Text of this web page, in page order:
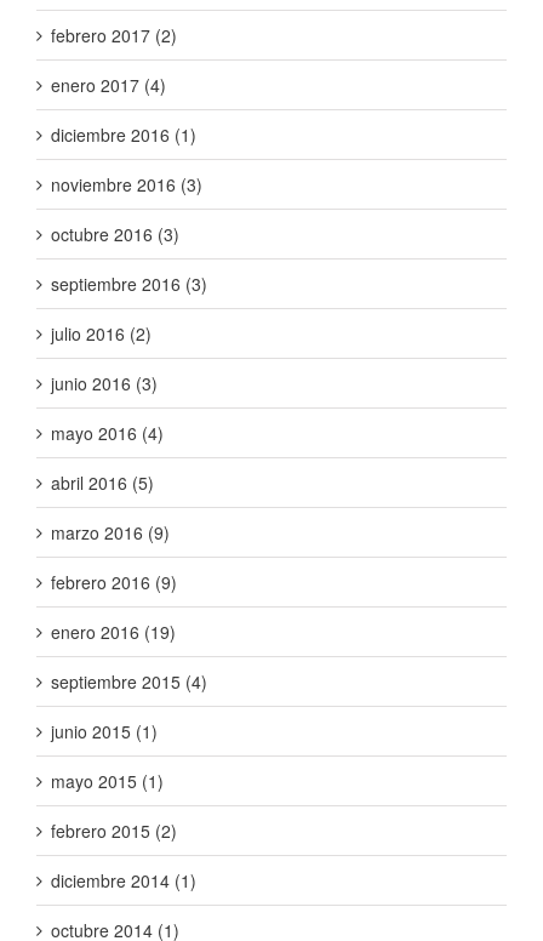
febrero 2017 (2)
enero 2017 (4)
diciembre 2016 (1)
noviembre 2016 (3)
octubre 2016 (3)
septiembre 2016 (3)
julio 2016 (2)
junio 2016 (3)
mayo 2016 (4)
abril 2016 (5)
marzo 2016 (9)
febrero 2016 (9)
enero 2016 (19)
septiembre 2015 (4)
junio 2015 (1)
mayo 2015 (1)
febrero 2015 (2)
diciembre 2014 (1)
octubre 2014 (1)